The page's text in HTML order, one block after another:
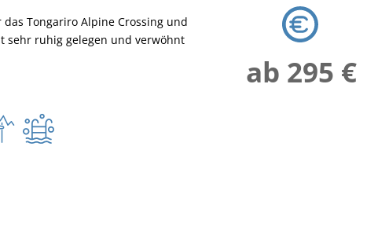
Tongariro Alpine Crossing und
sehr ruhig gelegen und verwöhnt
ab 295 €